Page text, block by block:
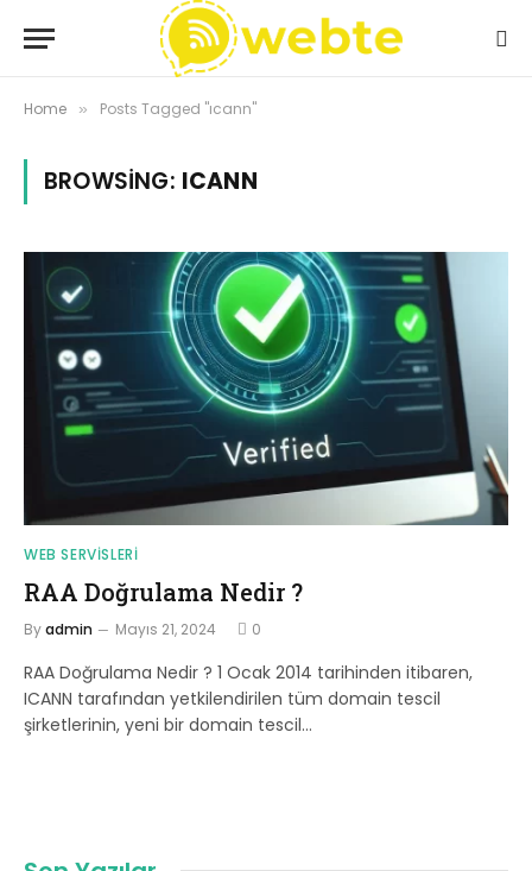
Home » Posts Tagged "ıcann"
BROWSING: ICANN
WEB SERVISLERI
RAA Doğrulama Nedir ?
Byadmin Mayıs 21, 2024 0
RAA Doğrulama Nedir ? 1 Ocak 2014 tarihinden itibaren,
ICANN tarafından yetkilendirilen tüm domain tescil
şirketlerinin, yeni bir domain tescil…